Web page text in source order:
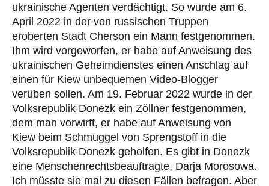
ukrainische Agenten verdächtigt. So wurde am 6.
April 2022 in der von russischen Truppen
eroberten Stadt Cherson ein Mann festgenommen.
Ihm wird vorgeworfen, er habe auf Anweisung des
ukrainischen Geheimdienstes einen Anschlag auf
einen für Kiew unbequemen Video-Blogger
verüben sollen. Am 19. Februar 2022 wurde in der
Volksrepublik Donezk ein Zöllner festgenommen,
dem man vorwirft, er habe auf Anweisung von
Kiew beim Schmuggel von Sprengstoff in die
Volksrepublik Donezk geholfen. Es gibt in Donezk
eine Menschenrechtsbeauftragte, Darja Morosowa.
Ich müsste sie mal zu diesen Fällen befragen. Aber